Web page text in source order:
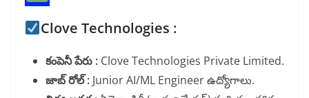
Clove Technologies :
కంపెనీ పేరు : Clove Technologies Private Limited.
జాబ్ రోల్ : Junior AI/ML Engineer ఉద్యోగాలు.